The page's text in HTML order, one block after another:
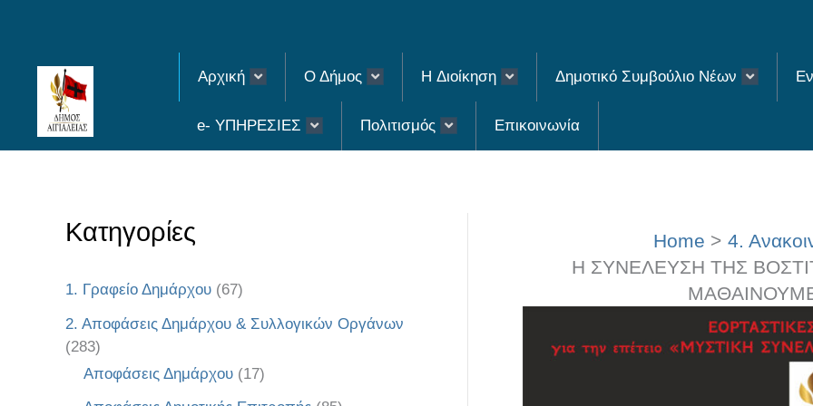
content
Αρχική Ο Δήμος H Διοίκηση Δημοτικό Συμβούλιο Νέων
e- ΥΠΗΡΕΣΙΕΣ Πολιτισμός Επικοινωνία
Κατηγορίες
1. Γραφείο Δημάρχου (67)
2. Αποφάσεις Δημάρχου & Συλλογικών Οργάνων
(283)
Αποφάσεις Δημάρχου (17)
Home 4.
H ΣΥΝΕΛΕΥΣΗ ΤΗΣ